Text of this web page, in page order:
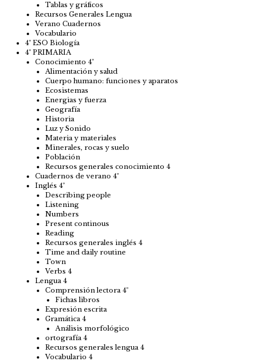
Tablas y gráficos
Recursos Generales Lengua
Verano Cuadernos
Vocabulario
4º ESO Biología
4º PRIMARIA
Conocimiento 4º
Alimentación y salud
Cuerpo humano: funciones y aparatos
Ecosistemas
Energias y fuerza
Geografía
Historia
Luz y Sonido
Materia y materiales
Minerales, rocas y suelo
Población
Recursos generales conocimiento 4
Cuadernos de verano 4º
Inglés 4º
Describing people
Listening
Numbers
Present continous
Reading
Recursos generales inglés 4
Time and daily routine
Town
Verbs 4
Lengua 4
Comprensión lectora 4º
Fichas libros
Expresión escrita
Gramática 4
Análisis morfológico
ortografía 4
Recursos generales lengua 4
Vocabulario 4